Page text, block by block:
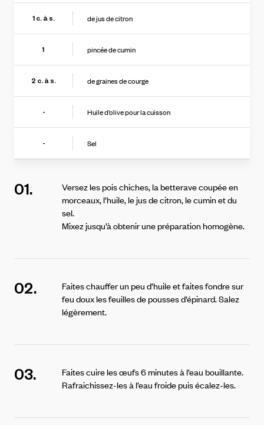
1 c. à s. de jus de citron
1 pincée de cumin
2 c. à s. de graines de courge
- Huile d’olive pour la cuisson
- Sel
01.
Versez les pois chiches, la betterave coupée en
morceaux, l’huile, le jus de citron, le cumin et du
sel.
Mixez jusqu’à obtenir une préparation homogène.
02.
Faites chauffer un peu d’huile et faites fondre sur
feu doux les feuilles de pousses d’épinard. Salez
légèrement.
03.
Faites cuire les œufs 6 minutes à l’eau bouillante.
Rafraichissez-les à l’eau froide puis écalez-les.